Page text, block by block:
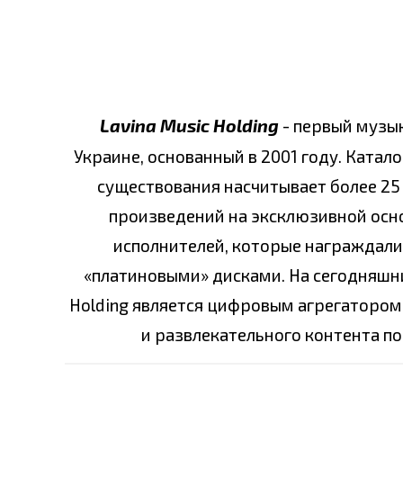
Lavina Music Holding - первый
Украине, основанный в 2001 году.
существования насчитывает более
произведений на эксклюзивной
исполнителей, которые
«платиновыми» дисками. На
Holding является цифровым
и развлекательного контента